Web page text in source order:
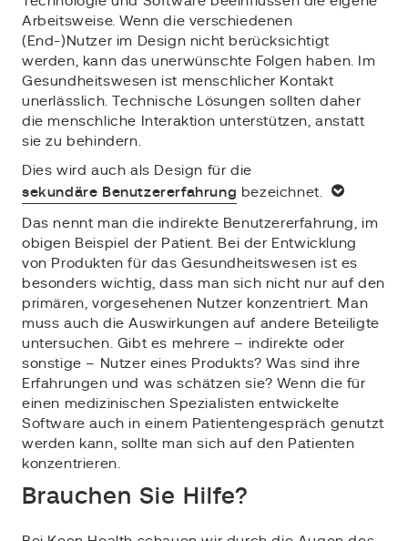
Arbeitsweise. Wenn die verschiedenen
(End-)Nutzer im Design nicht berücksichtigt
werden, kann das unerwünschte Folgen haben. Im
Gesundheitswesen ist menschlicher Kontakt
unerlässlich. Technische Lösungen sollten daher
die menschliche Interaktion unterstützen, anstatt
sie zu behindern.
Dies wird auch als Design für die
sekundäre Benutzererfahrung bezeichnet.
Das nennt man die indirekte Benutzererfahrung, im
obigen Beispiel der Patient. Bei der Entwicklung
von Produkten für das Gesundheitswesen ist es
besonders wichtig, dass man sich nicht nur auf den
primären, vorgesehenen Nutzer konzentriert. Man
muss auch die Auswirkungen auf andere Beteiligte
untersuchen. Gibt es mehrere – indirekte oder
sonstige – Nutzer eines Produkts? Was sind ihre
Erfahrungen und was schätzen sie? Wenn die für
einen medizinischen Spezialisten entwickelte
Software auch in einem Patientengespräch genutzt
werden kann, sollte man sich auf den Patienten
konzentrieren.
Brauchen Sie Hilfe?